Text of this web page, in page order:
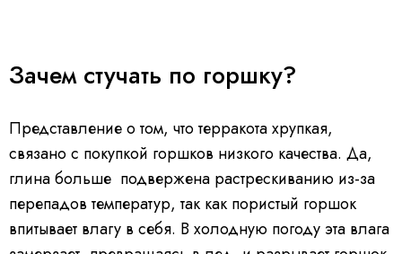
Зачем стучать по горшку?
Представление о том, что терракота хрупкая,
связано с покупкой горшков низкого качества. Да,
глина больше подвержена растрескиванию из-за
перепадов температур, так как пористый горшок
впитывает влагу в себя. В холодную погоду эта влага